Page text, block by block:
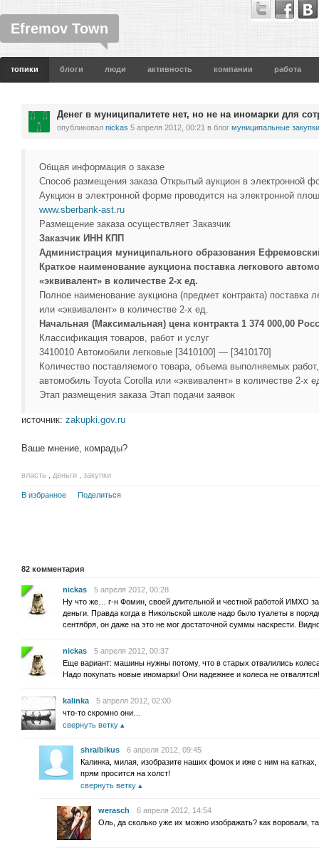
Efremov Town
топики блоги люди активность компании работа
Денег в муниципалитете нет, но не на иномарки для
опубликовал nickas 5 апреля 2012, 00:21 в блог муниципальные закупки
Общая информация о заказе
Способ размещения заказа Открытый аукцион в электронной
Аукцион в электронной форме проводится на электронной
www.sberbank-ast.ru
Размещение заказа осуществляет Заказчик
Заказчик ИНН КПП
Администрация муниципального образования
Краткое наименование аукциона поставка легкового
«эквивалент» в количестве 2-х ед.
Полное наименование аукциона (предмет контракта) поставка
или «эквивалент» в количестве 2-х ед.
Начальная (Максимальная) цена контракта 1 374 000,00
Классификация товаров, работ и услуг
3410010 Автомобили легковые [3410100] — [3410170]
Количество поставляемого товара, объема выполняемых
автомобиль Toyota Corolla или «эквивалент» в количестве 2-х
Этап размещения заказа Этап подачи заявок
источник: zakupki.gov.ru
Ваше мнение, комрады?
власть деньги закупки
В избранное Поделиться
82 комментария
nickas
5 апреля 2012, 00:28
Ну что же… г-н Фомин, своей длительной и честной работой ИМХО
деньги. Правда когда в Никольской школе надо было туалеты в
сентября, он даже на это не мог достаточной суммы наскрести.
nickas
5 апреля 2012, 00:37
Еще вариант: машины нужны потому, что в старых отвалились
Надо покупать новые иномарки! Они надежнее и колеса не отвалятся!
kalinka
5 апреля 2012, 02:00
что-то скромно они…
свернуть ветку
shraibikus
6 апреля 2012, 09:45
Калинка, милая, изобразите наших фомок и иже с ним на
прям просится на холст!
свернуть ветку
werasch
6 апреля 2012, 14:54
Оль, да сколько уже их можно изображать? как воровали,